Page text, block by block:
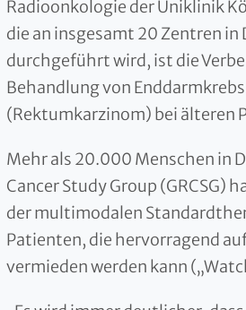
Radioonkologie der Uniklinik
die an insgesamt 20 Zentren in
durchgeführt wird, ist die
Behandlung von Enddarmkrebs
(Rektumkarzinom) bei älteren
Mehr als 20.000 Menschen in
Cancer Study Group (GRCSG)
der multimodalen
Patienten, die hervorragend
vermieden werden kann